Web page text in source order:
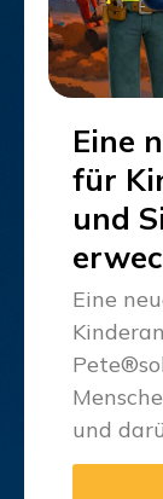
Eine
für
und
Eine
und